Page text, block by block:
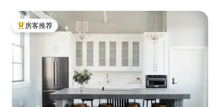
热门「房客推荐」
房客推荐